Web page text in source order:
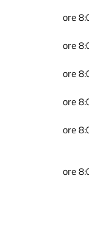
ore
ore
ore
ore
ore
ore